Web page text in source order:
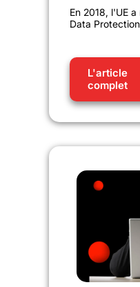
En 2018, l'UE
Data
L'article
complet